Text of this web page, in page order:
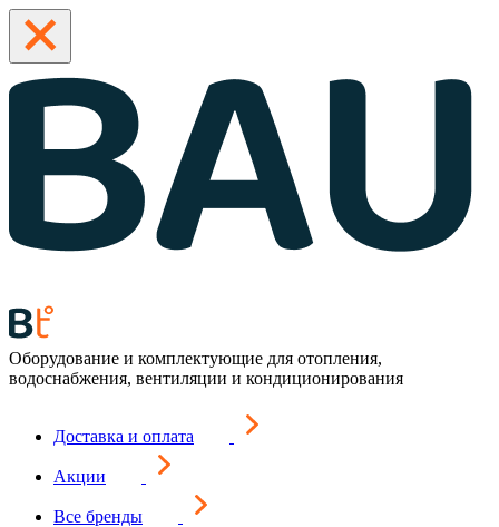
Оборудование и комплектующие для отопления,
водоснабжения, вентиляции и кондиционирования
Доставка и оплата
Акции
Все бренды